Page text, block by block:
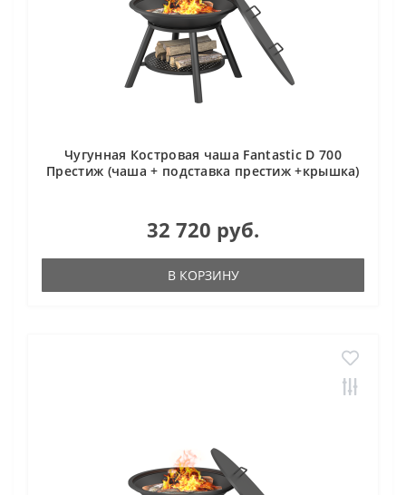
Чугунная Костровая чаша Fantastic D 700
Престиж (чаша + подставка престиж +крышка)
32 720 руб.
В КОРЗИНУ